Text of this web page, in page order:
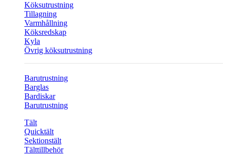
Köksutrustning
Tillagning
Varmhållning
Köksredskap
Kyla
Övrig köksutrustning
Barutrustning
Barglas
Bardiskar
Barutrustning
Tält
Quicktält
Sektionstält
Tälttillbehör